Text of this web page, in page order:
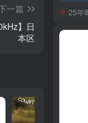
一篇
】日
本区
25年